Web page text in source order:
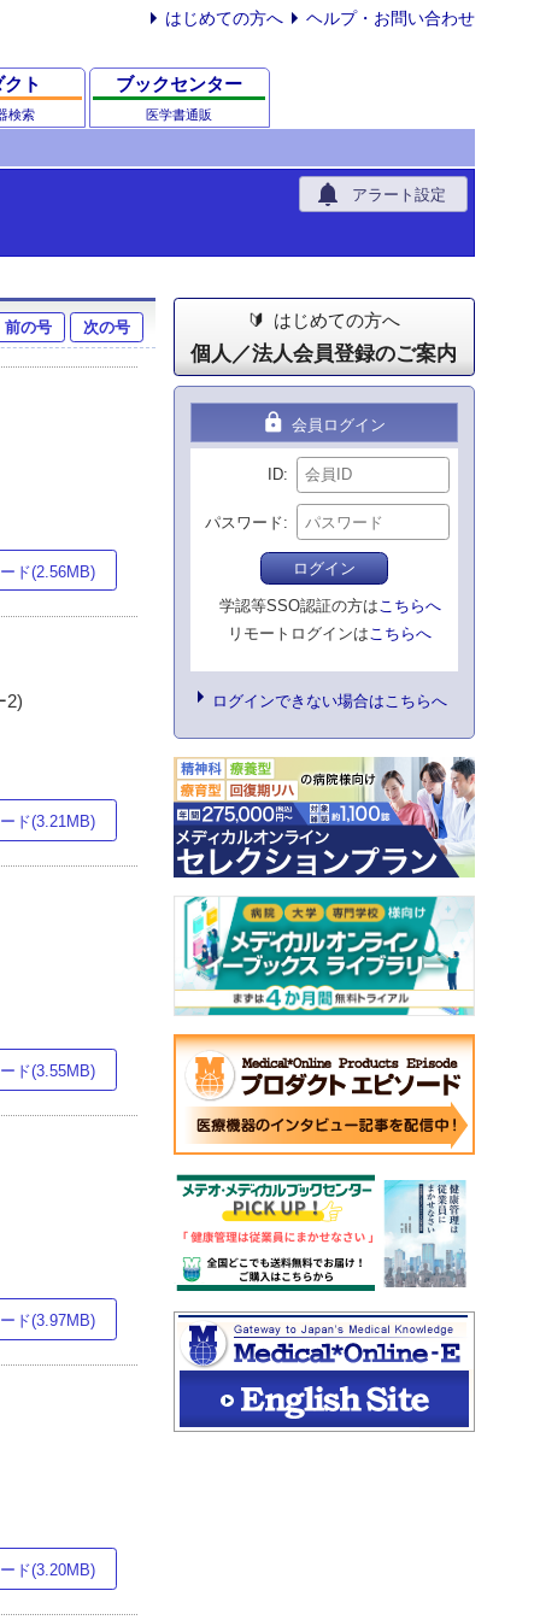
はじめての方へ ヘルプ・お問い合わせ
ト
検索
ブックセンター
医学書通販
notifications アラート設定
前の号 次の号
ド(2.56MB)
2)
ド(3.21MB)
ド(3.55MB)
ド(3.97MB)
ド(3.20MB)
はじめての方へ
個人／法人会員登録のご案内
lock 会員ログイン
ID
パスワード
ログイン
学認等SSO認証の方はこちらへ
リモートログインはこちらへ
ログインできない場合はこちらへ